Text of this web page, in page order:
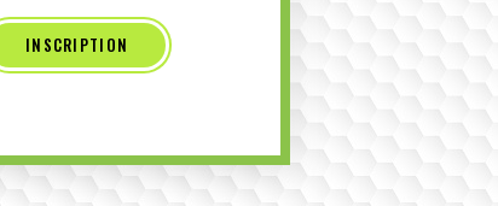
INSCRIPTION